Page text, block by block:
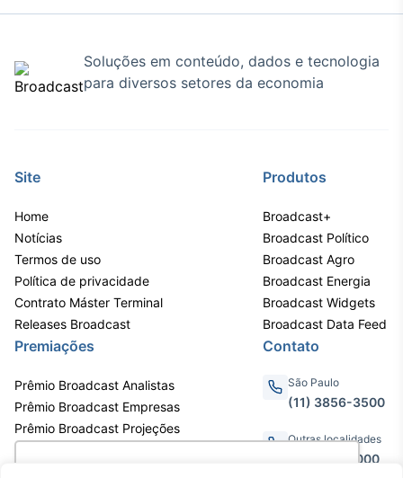
Soluções em conteúdo, dados e tecnologia
para diversos setores da economia
Site
Home
Notícias
Termos de uso
Política de privacidade
Contrato Máster Terminal
Releases Broadcast
Produtos
Broadcast+
Broadcast Político
Broadcast Agro
Broadcast Energia
Broadcast Widgets
Broadcast Data Feed
Premiações
Prêmio Broadcast Analistas
Prêmio Broadcast Empresas
Prêmio Broadcast Projeções
Contato
São Paulo
(11) 3856-3500
Outras localidades
0800.011.3000